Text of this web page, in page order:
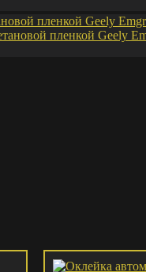
пленкой Geely